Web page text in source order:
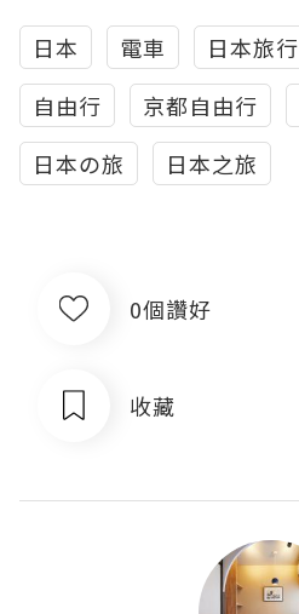
日本 電車 日本旅行
自由行
京都自由行
日本の旅
日本之旅
0個讚好
收藏